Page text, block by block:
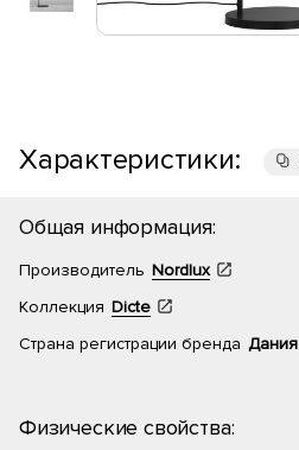
Характеристики:
Общая информация:
Производитель Nordlux
Коллекция Dicte
Страна регистрации бренда Дания
Физические свойства: